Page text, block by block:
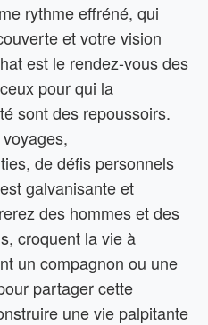
rythme effréné, qui
et votre vision
est le rendez-vous des
pour qui la
sont des repoussoirs.
de défis personnels
galvanisante et
des hommes et des
croquent la vie à
un compagnon ou une
partager cette
une vie palpitante